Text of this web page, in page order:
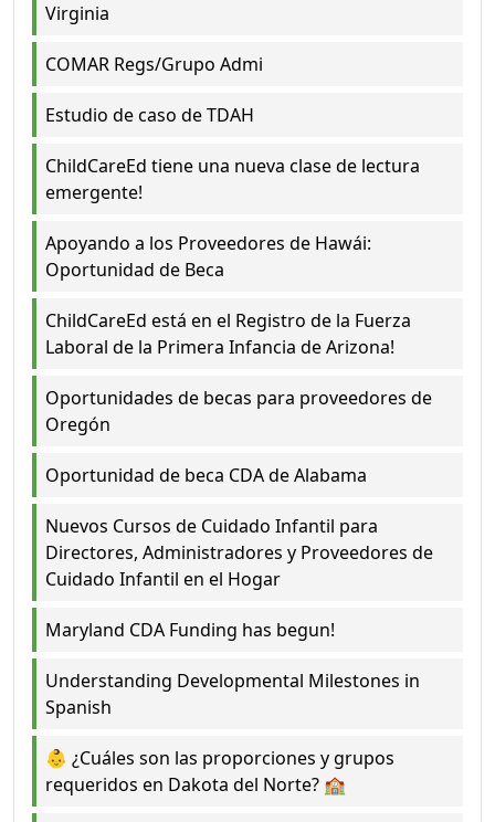
Virginia
COMAR Regs/Grupo Admi
Estudio de caso de TDAH
ChildCareEd tiene una nueva clase de lectura
emergente!
Apoyando a los Proveedores de Hawái:
Oportunidad de Beca
ChildCareEd está en el Registro de la Fuerza
Laboral de la Primera Infancia de Arizona!
Oportunidades de becas para proveedores de
Oregón
Oportunidad de beca CDA de Alabama
Nuevos Cursos de Cuidado Infantil para
Directores, Administradores y Proveedores de
Cuidado Infantil en el Hogar
Maryland CDA Funding has begun!
Understanding Developmental Milestones in
Spanish
👶 ¿Cuáles son las proporciones y grupos
requeridos en Dakota del Norte? 🏫